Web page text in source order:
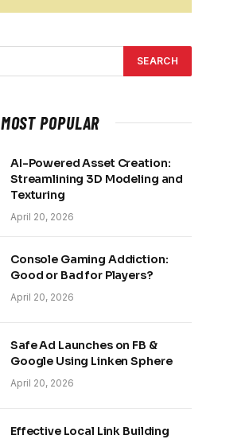
MOST POPULAR
AI-Powered Asset Creation:
Streamlining 3D Modeling and
Texturing
April 20, 2026
Console Gaming Addiction:
Good or Bad for Players?
April 20, 2026
Safe Ad Launches on FB &
Google Using Linken Sphere
April 20, 2026
Effective Local Link Building